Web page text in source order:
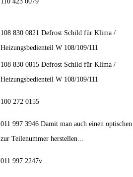
108 830 0821 Defrost Schild für Klima /
Heizungsbedienteil W 108/109/111
108 830 0815 Defrost Schild für Klima /
Heizungsbedienteil W 108/109/111
100 272 0155
011 997 3946 Damit man auch einen
zur Teilenummer herstellen...
011 997 2247v